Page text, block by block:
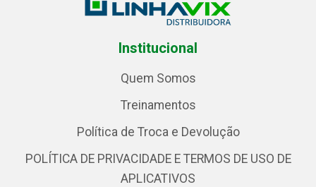
Institucional
Quem Somos
Treinamentos
Política de Troca e Devolução
POLÍTICA DE PRIVACIDADE E TERMOS DE USO DE
APLICATIVOS